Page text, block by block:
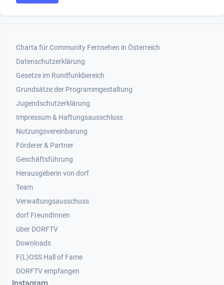
Footer 1
Charta für Community Fernsehen in Österreich
Datenschutzerklärung
Gesetze im Rundfunkbereich
Grundsätze der Programmgestaltung
Jugendschutzerklärung
Impressum & Haftungsausschluss
Nutzungsvereinbarung
Footer 2
Förderer & Partner
Geschäftsführung
Herausgeberin von dorf
Team
Verwaltungsausschuss
dorf FreundInnen
Footer 3
über DORFTV
Downloads
F(L)OSS Hall of Fame
Footer 4
DORFTV empfangen